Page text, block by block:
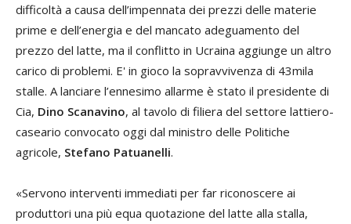
difficoltà a causa dell’impennata dei prezzi delle materie
prime e dell’energia e del mancato adeguamento del
prezzo del latte, ma il conflitto in Ucraina aggiunge un altro
carico di problemi. E' in gioco la sopravvivenza di 43mila
stalle. A lanciare l’ennesimo allarme è stato il presidente di
Cia, Dino Scanavino, al tavolo di filiera del settore lattiero-
caseario convocato oggi dal ministro delle Politiche
agricole, Stefano Patuanelli.
«Servono interventi immediati per far riconoscere ai
produttori una più equa quotazione del latte alla stalla,